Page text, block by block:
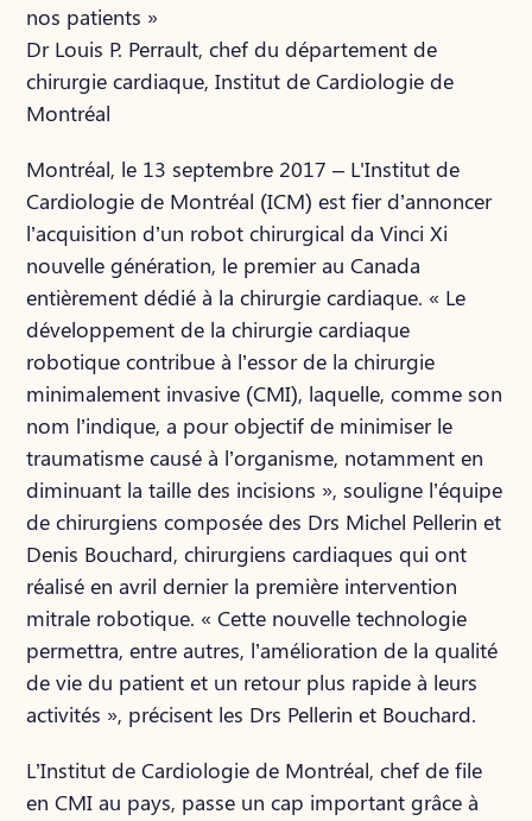
nos patients »
Dr Louis P. Perrault, chef du département de
chirurgie cardiaque, Institut de Cardiologie de
Montréal
Montréal, le 13 septembre 2017 – L'Institut de
Cardiologie de Montréal (ICM) est fier d’annoncer
l’acquisition d’un robot chirurgical da Vinci Xi
nouvelle génération, le premier au Canada
entièrement dédié à la chirurgie cardiaque. « Le
développement de la chirurgie cardiaque
robotique contribue à l’essor de la chirurgie
minimalement invasive (CMI), laquelle, comme son
nom l’indique, a pour objectif de minimiser le
traumatisme causé à l’organisme, notamment en
diminuant la taille des incisions », souligne l’équipe
de chirurgiens composée des Drs Michel Pellerin et
Denis Bouchard, chirurgiens cardiaques qui ont
réalisé en avril dernier la première intervention
mitrale robotique. « Cette nouvelle technologie
permettra, entre autres, l’amélioration de la qualité
de vie du patient et un retour plus rapide à leurs
activités », précisent les Drs Pellerin et Bouchard.
L’Institut de Cardiologie de Montréal, chef de file
en CMI au pays, passe un cap important grâce à